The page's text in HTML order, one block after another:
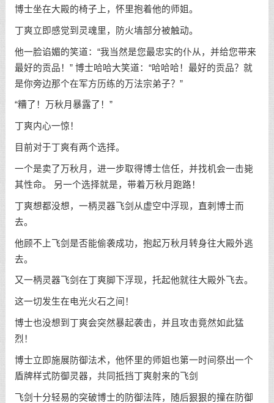
博士坐在大殿的椅子上，怀里抱着他的师姐。
丁爽立即感觉到灵魂里，防火墙部分被触动。
他一脸谄媚的笑道：“我当然是您最忠实的仆从，并给您带来
最好的贡品！” 博士哈哈大笑道：“哈哈哈！最好的贡品？就
是你旁边那个在军方历练的万法宗弟子？”
“糟了！万秋月暴露了！”
丁爽内心一惊！
目前对于丁爽有两个选择。
一个是卖了万秋月，进一步取得博士信任，并找机会一击毙
其性命。 另一个选择就是，带着万秋月跑路！
丁爽想都没想，一柄灵器飞剑从虚空中浮现，直刺博士而
去。
他顾不上飞剑是否能偷袭成功，抱起万秋月转身往大殿外逃
去。
又一柄灵器飞剑在丁爽脚下浮现，托起他就往大殿外飞去。
这一切发生在电光火石之间！
博士也没想到丁爽会突然暴起袭击，并且攻击竟然如此猛
烈！
博士立即施展防御法术，他怀里的师姐也第一时间祭出一个
盾牌样式防御灵器，共同抵挡丁爽射来的飞剑
飞剑十分轻易的突破博士的防御法阵，随后狠狠的撞在防御